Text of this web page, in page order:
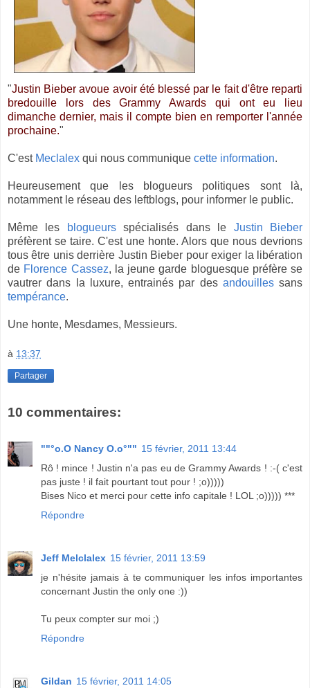
"Justin Bieber avoue avoir été blessé par le fait d'être reparti
bredouille lors des Grammy Awards qui ont eu lieu
dimanche dernier, mais il compte bien en remporter l'année
prochaine."
C'est Meclalex qui nous communique cette information.
Heureusement que les blogueurs politiques sont là,
notamment le réseau des leftblogs, pour informer le public.
Même les blogueursspécialisés dans le Justin Bieber
préfèrent se taire. C'est une honte. Alors que nous devrions
tous être unis derrière Justin Bieber pour exiger la libération
de Florence Cassez, la jeune garde bloguesque préfère se
vautrer dans la luxure, entrainés par des andouilles sans
tempérance.
Une honte, Mesdames, Messieurs.
à 13:37
Partager
10 commentaires:
""°o.O Nancy O.o°"" 15 février, 2011 13:44
Rô ! mince ! Justin n'a pas eu de Grammy Awards ! :-( c'est
pas juste ! il fait pourtant tout pour ! ;o)))))
Bises Nico et merci pour cette info capitale ! LOL ;o))))) ***
Répondre
Jeff Melclalex 15 février, 2011 13:59
je n'hésite jamais à te communiquer les infos importantes
concernant Justin the only one :))
Tu peux compter sur moi ;)
Répondre
Gildan 15 février, 2011 14:05